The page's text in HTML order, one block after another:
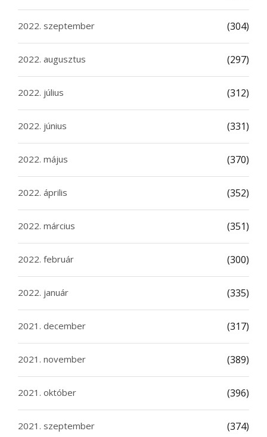
2022. szeptember (304)
2022. augusztus (297)
2022. július (312)
2022. június (331)
2022. május (370)
2022. április (352)
2022. március (351)
2022. február (300)
2022. január (335)
2021. december (317)
2021. november (389)
2021. október (396)
2021. szeptember (374)